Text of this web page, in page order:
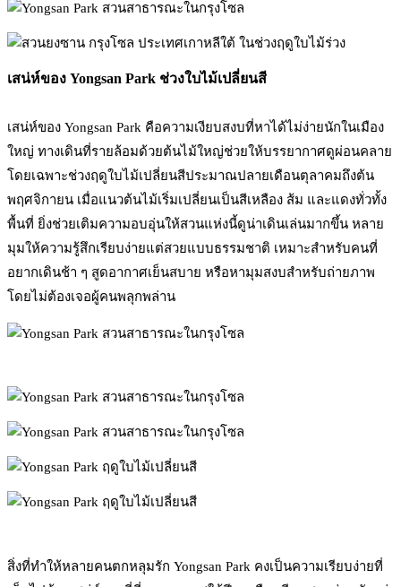
เสน่ห์ของ Yongsan Park ช่วงใบไม้เปลี่ยนสี
เสน่ห์ของ Yongsan Park คือความเงียบสงบที่หาได้ไม่ง่ายนักในเมือง
ใหญ่ ทางเดินที่รายล้อมด้วยต้นไม้ใหญ่ช่วยให้บรรยากาศดูผ่อนคลาย
โดยเฉพาะช่วงฤดูใบไม้เปลี่ยนสีประมาณปลายเดือนตุลาคมถึงต้น
พฤศจิกายน เมื่อแนวต้นไม้เริ่มเปลี่ยนเป็นสีเหลือง ส้ม และแดงทั่วทั้ง
พื้นที่ ยิ่งช่วยเติมความอบอุ่นให้สวนแห่งนี้ดูน่าเดินเล่นมากขึ้น หลาย
มุมให้ความรู้สึกเรียบง่ายแต่สวยแบบธรรมชาติ เหมาะสำหรับคนที่
อยากเดินช้า ๆ สูดอากาศเย็นสบาย หรือหามุมสงบสำหรับถ่ายภาพ
โดยไม่ต้องเจอผู้คนพลุกพล่าน
สิ่งที่ทำให้หลายคนตกหลุมรัก Yongsan Park คงเป็นความเรียบง่ายที่